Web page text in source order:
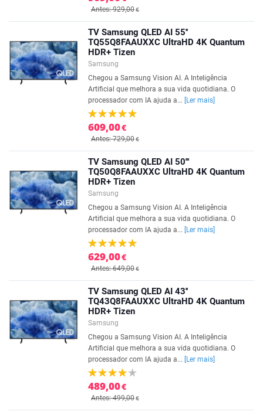
Antes: 929,00€
TV Samsung QLED AI 55''
TQ55Q8FAAUXXC UltraHD 4K Quantum
HDR+ Tizen
Samsung
Chegou a Samsung Vision AI. A Inteligência
Artificial que melhora a sua vida quotidiana. O
processador com IA ajuda a...
[Ler mais]
609,00€
Antes: 729,00€
TV Samsung QLED AI 50'''
TQ50Q8FAAUXXC UltraHD 4K Quantum
HDR+ Tizen
Samsung
Chegou a Samsung Vision AI. A Inteligência
Artificial que melhora a sua vida quotidiana. O
processador com IA ajuda a...
[Ler mais]
629,00€
Antes: 649,00€
TV Samsung QLED AI 43''
TQ43Q8FAAUXXC UltraHD 4K Quantum
HDR+ Tizen
Samsung
Chegou a Samsung Vision AI. A Inteligência
Artificial que melhora a sua vida quotidiana. O
processador com IA ajuda a...
[Ler mais]
489,00€
Antes: 499,00€